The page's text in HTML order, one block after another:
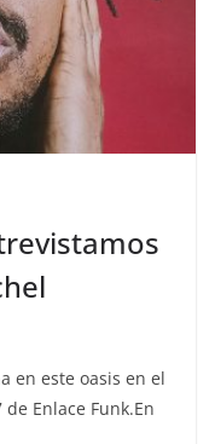
en este oasis en el
Enlace Funk.En